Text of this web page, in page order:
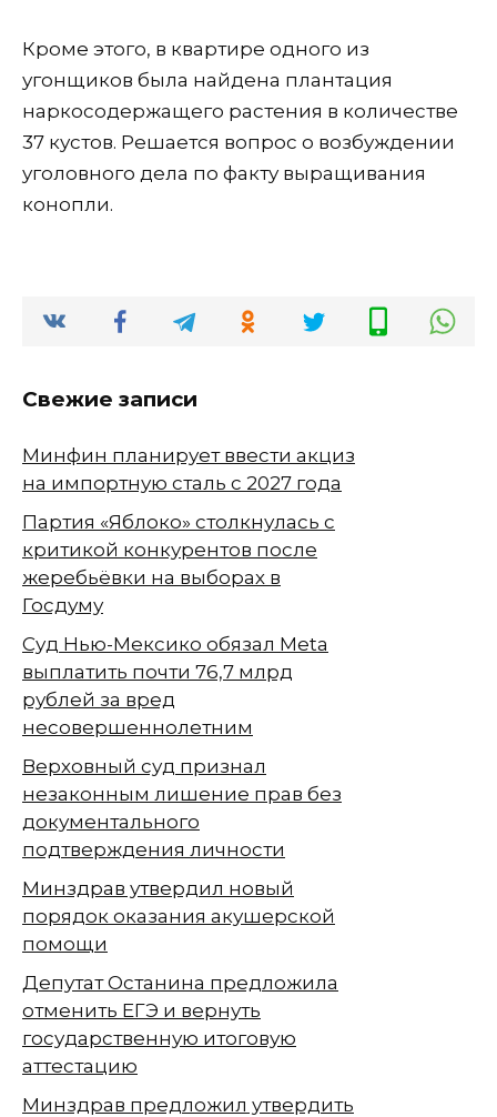
Кроме этого, в квартире одного из
угонщиков была найдена плантация
наркосодержащего растения в количестве
37 кустов. Решается вопрос о возбуждении
уголовного дела по факту выращивания
конопли.
Свежие записи
Минфин планирует ввести акциз
на импортную сталь с 2027 года
Партия «Яблоко» столкнулась с
критикой конкурентов после
жеребьёвки на выборах в
Госдуму
Суд Нью-Мексико обязал Meta
выплатить почти 76,7 млрд
рублей за вред
несовершеннолетним
Верховный суд признал
незаконным лишение прав без
документального
подтверждения личности
Минздрав утвердил новый
порядок оказания акушерской
помощи
Депутат Останина предложила
отменить ЕГЭ и вернуть
государственную итоговую
аттестацию
Минздрав предложил утвердить